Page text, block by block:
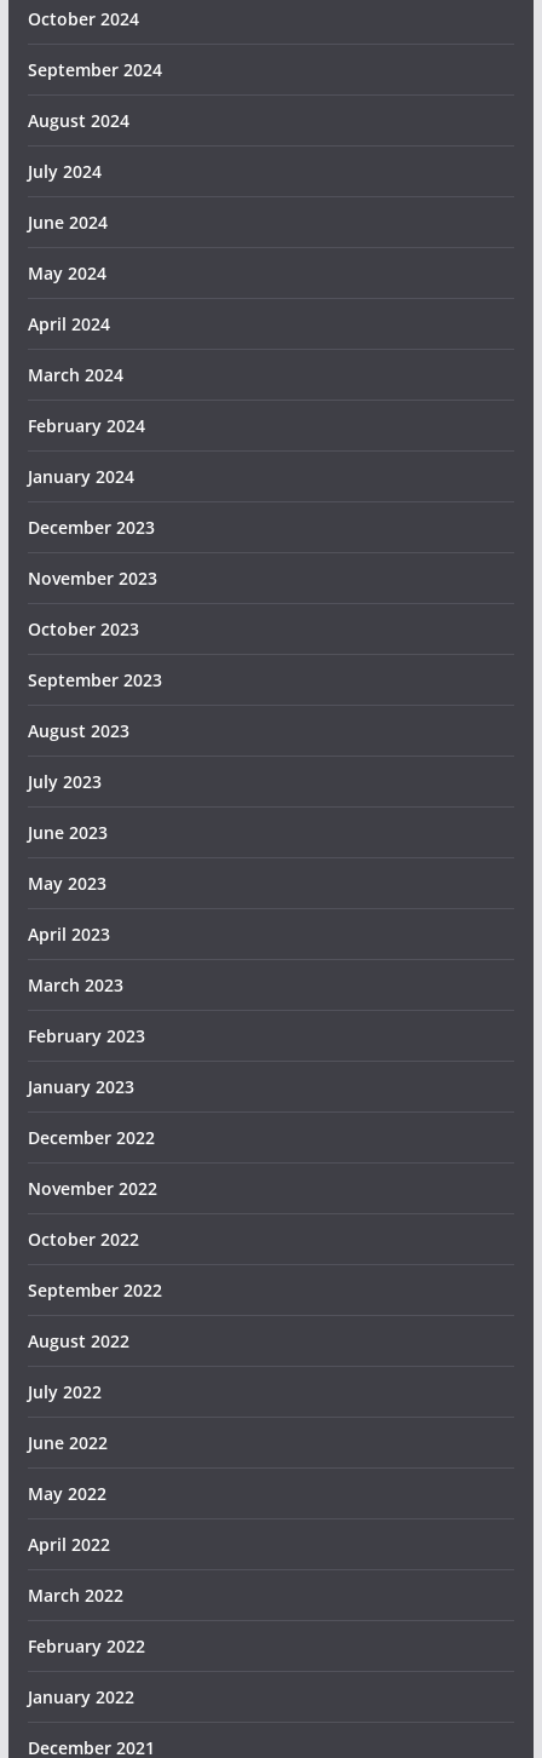
October 2024
September 2024
August 2024
July 2024
June 2024
May 2024
April 2024
March 2024
February 2024
January 2024
December 2023
November 2023
October 2023
September 2023
August 2023
July 2023
June 2023
May 2023
April 2023
March 2023
February 2023
January 2023
December 2022
November 2022
October 2022
September 2022
August 2022
July 2022
June 2022
May 2022
April 2022
March 2022
February 2022
January 2022
December 2021